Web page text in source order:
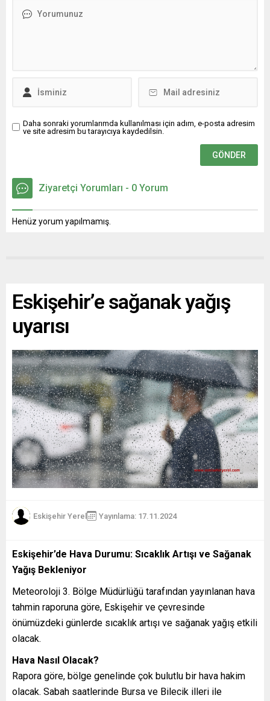
Daha sonraki yorumlarımda kullanılması için adım, e-posta adresim
ve site adresim bu tarayıcıya kaydedilsin.
Ziyaretçi Yorumları - 0 Yorum
Henüz yorum yapılmamış.
Eskişehir’e sağanak yağış
uyarısı
Eskişehir Yerel Yayınlama: 17.11.2024
Eskişehir’de Hava Durumu: Sıcaklık Artışı ve Sağanak
Yağış Bekleniyor
Meteoroloji 3. Bölge Müdürlüğü tarafından yayınlanan hava
tahmin raporuna göre, Eskişehir ve çevresinde
önümüzdeki günlerde sıcaklık artışı ve sağanak yağış etkili
olacak.
Hava Nasıl Olacak?
Rapora göre, bölge genelinde çok bulutlu bir hava hakim
olacak. Sabah saatlerinde Bursa ve Bilecik illeri ile